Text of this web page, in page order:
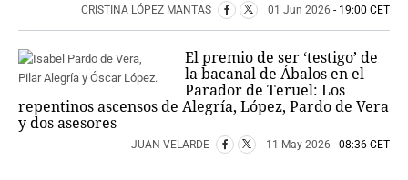
CRISTINA LÓPEZ MANTAS 01 Jun 2026 - 19:00 CET
El premio de ser ‘testigo’ de
la bacanal de Ábalos en el
Parador de Teruel: Los
repentinos ascensos de Alegría, López, Pardo de Vera
y dos asesores
JUAN VELARDE 11 May 2026 - 08:36 CET